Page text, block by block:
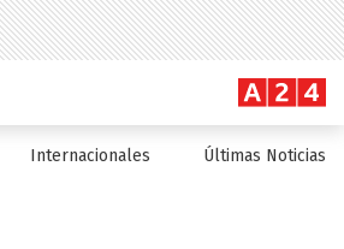
Internacionales Últimas Noticias